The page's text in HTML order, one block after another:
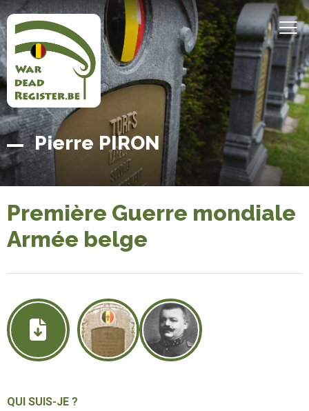
Aller
au
contenu
principal
Accueil
Belgian
War
Dead
Register
Pierre PIRON
Première Guerre mondiale
Armée belge
QUI SUIS-JE ?